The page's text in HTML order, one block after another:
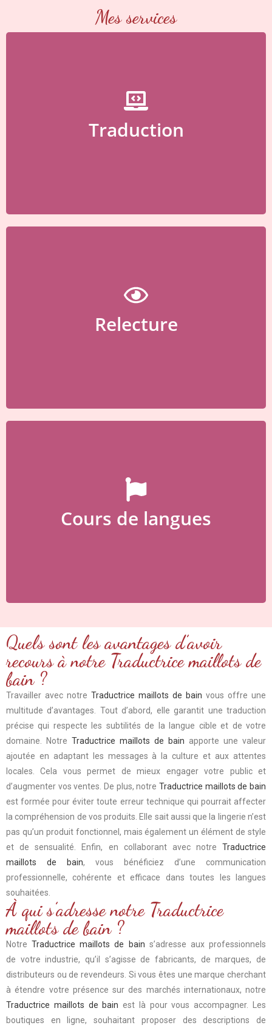
Mes services
Traduction
Besoin d’une traduction ?
Relecture
Relecture de vos documents
Cours de langues
Tentez par un Kaffe / Kuchen ?
Quels sont les avantages d’avoir
recours à notre Traductrice maillots de
bain ?
Travailler avec notre Traductrice maillots de bain vous offre une
multitude d’avantages. Tout d’abord, elle garantit une traduction
précise qui respecte les subtilités de la langue cible et de votre
domaine. Notre Traductrice maillots de bain apporte une valeur
ajoutée en adaptant les messages à la culture et aux attentes
locales. Cela vous permet de mieux engager votre public et
d’augmenter vos ventes. De plus, notre Traductrice maillots de bain
est formée pour éviter toute erreur technique qui pourrait affecter
la compréhension de vos produits. Elle sait aussi que la lingerie n’est
pas qu’un produit fonctionnel, mais également un élément de style
et de sensualité. Enfin, en collaborant avec notre Traductrice
maillots de bain, vous bénéficiez d’une communication
professionnelle, cohérente et efficace dans toutes les langues
souhaitées.
À qui s’adresse notre Traductrice
maillots de bain ?
NotreTraductrice maillots de bain s’adresse aux professionnels
de votre industrie, qu’il s’agisse de fabricants, de marques, de
distributeurs ou de revendeurs. Si vous êtes une marque cherchant
à étendre votre présence sur des marchés internationaux, notre
Traductrice maillots de bain est là pour vous accompagner. Les
boutiques en ligne, souhaitant proposer des descriptions de